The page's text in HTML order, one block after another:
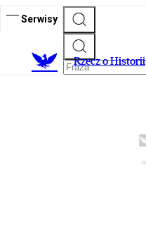
Serwisy
Rzecz o Historii